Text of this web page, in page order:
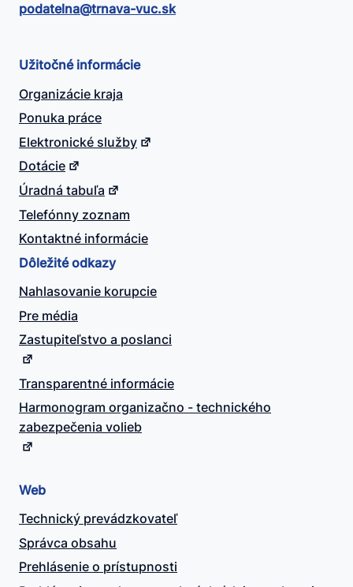
podatelna@​trnava-vuc.sk
Užitočné informácie
Organizácie kraja
Ponuka práce
Elektronické služby
Dotácie
Úradná tabuľa
Telefónny zoznam
Kontaktné informácie
Dôležité odkazy
Nahlasovanie korupcie
Pre média
Zastupiteľstvo a poslanci
Transparentné informácie
Harmonogram organizačno - technického
zabezpečenia volieb
Web
Technický prevádzkovateľ
Správca obsahu
Prehlásenie o prístupnosti